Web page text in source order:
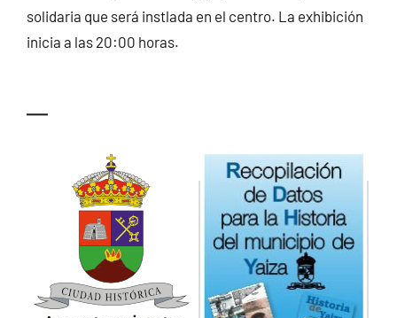
solidaria que será instlada en el centro. La exhibición
inicia a las 20:00 horas.
—